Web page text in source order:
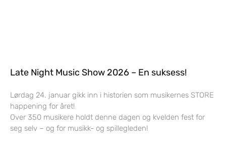
Late Night Music Show 2026 – En suksess!
Lørdag 24. januar gikk inn i historien som musikernes STORE
happening for året!
Over 350 musikere holdt denne dagen og kvelden fest for
seg selv – og for musikk- og spillegleden!